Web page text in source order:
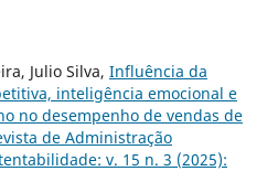
Julio Silva, Influência da
inteligência emocional e
no desempenho de vendas de
de Administração
v. 15 n. 3 (2025):